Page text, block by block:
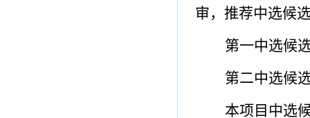
审，推荐中选候
第一中选候
第二中选候
本项目中选